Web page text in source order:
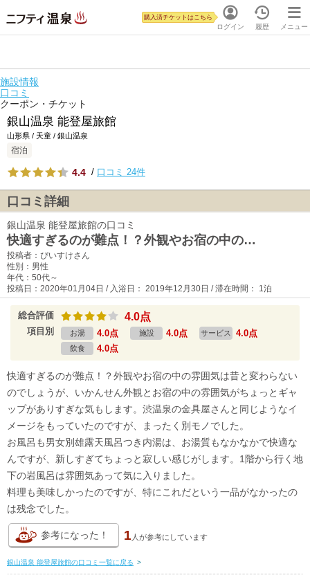
ログイン
購入済チケットはこちら
履歴 メニュー
施設情報
口コミ
クーポン・チケット
銀山温泉 能登屋旅館
山形県 / 天童 / 銀山温泉
宿泊
4.4 / 口コミ 24件
口コミ詳細
銀山温泉 能登屋旅館の口コミ
快適すぎるのが難点！？外観やお宿の中の…
投稿者：ぴいすけさん
性別：男性
年代：50代～
投稿日：2020年01月04日 / 入浴日： 2019年12月30日 / 滞在時間： 1泊
総合評価 4.0点
項目別 お湯 4.0点 施設 4.0点 サービス 4.0点
飲食 4.0点
快適すぎるのが難点！？外観やお宿の中の雰囲気は昔と変わらない
のでしょうが、いかんせん外観とお宿の中の雰囲気がちょっとギャ
ップがありすぎな気もします。渋温泉の金具屋さんと同じようなイ
メージをもっていたのですが、まったく別モノでした。
お風呂も男女別雄露天風呂つき内湯は、お湯質もなかなかで快適な
んですが、新しすぎてちょっと寂しい感じがします。1階から行く地
下の岩風呂は雰囲気あって気に入りました。
料理も美味しかったのですが、特にこれだという一品がなかったの
は残念でした。
参考になった！ 1 人が参考にしています
銀山温泉 能登屋旅館の口コミ一覧に戻る >